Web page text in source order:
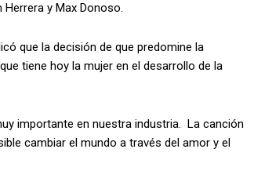
y Max Donoso.
que la decisión de que predomine la
tiene hoy la mujer en el desarrollo de la
importante en nuestra industria. La canción
cambiar el mundo a través del amor y el